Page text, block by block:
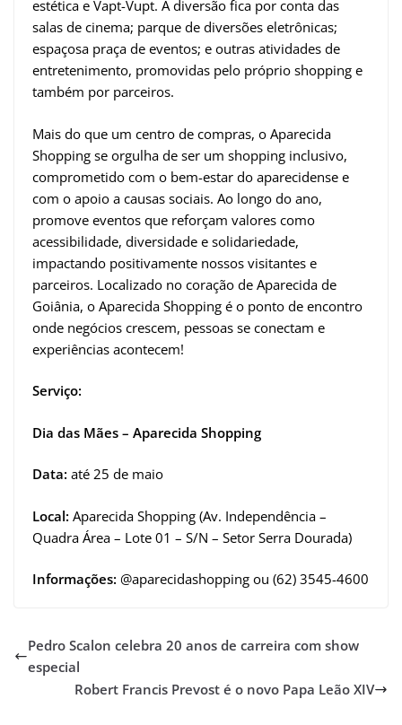
estética e Vapt-Vupt. A diversão fica por conta das
salas de cinema; parque de diversões eletrônicas;
espaçosa praça de eventos; e outras atividades de
entretenimento, promovidas pelo próprio shopping e
também por parceiros.
Mais do que um centro de compras, o Aparecida
Shopping se orgulha de ser um shopping inclusivo,
comprometido com o bem-estar do aparecidense e
com o apoio a causas sociais. Ao longo do ano,
promove eventos que reforçam valores como
acessibilidade, diversidade e solidariedade,
impactando positivamente nossos visitantes e
parceiros. Localizado no coração de Aparecida de
Goiânia, o Aparecida Shopping é o ponto de encontro
onde negócios crescem, pessoas se conectam e
experiências acontecem!
Serviço:
Dia das Mães – Aparecida Shopping
Data: até 25 de maio
Local: Aparecida Shopping (Av. Independência –
Quadra Área – Lote 01 – S/N – Setor Serra Dourada)
Informações: @aparecidashopping ou (62) 3545-4600
Pedro Scalon celebra 20 anos de carreira com show
especial
Robert Francis Prevost é o novo Papa Leão XIV